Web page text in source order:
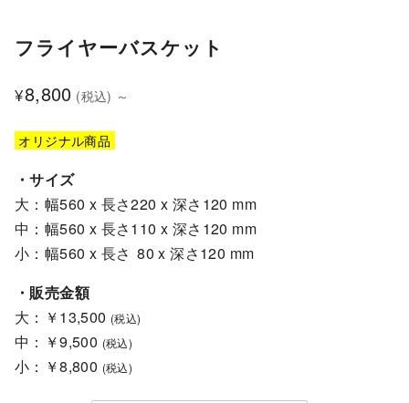
フライヤーバスケット
¥8,800 (税込) ～
オリジナル商品
・サイズ
大：幅560 x 長さ220 x 深さ120 mm
中：幅560 x 長さ110 x 深さ120 mm
小：幅560 x 長さ 80 x 深さ120 mm
・販売金額
大：￥13,500 (税込)
中：￥9,500 (税込)
小：￥8,800 (税込)